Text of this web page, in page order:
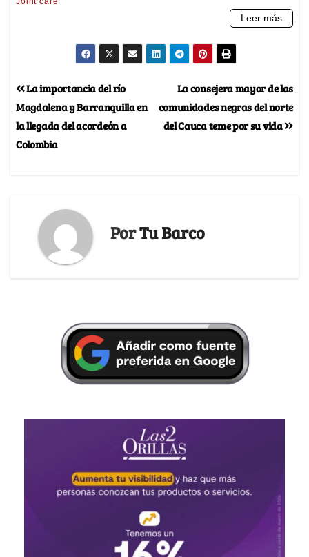
La consejera mayor de las
comunidades negras del norte
del Cauca teme por su vida
La importancia del río
Magdalena y Barranquilla en
la llegada del acordeón a
Colombia
PorTu Barco